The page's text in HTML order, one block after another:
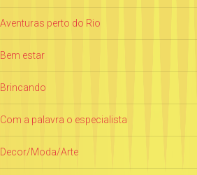
Aventuras perto do Rio
Bem estar
Brincando
Com a palavra o especialista
Decor/Moda/Arte